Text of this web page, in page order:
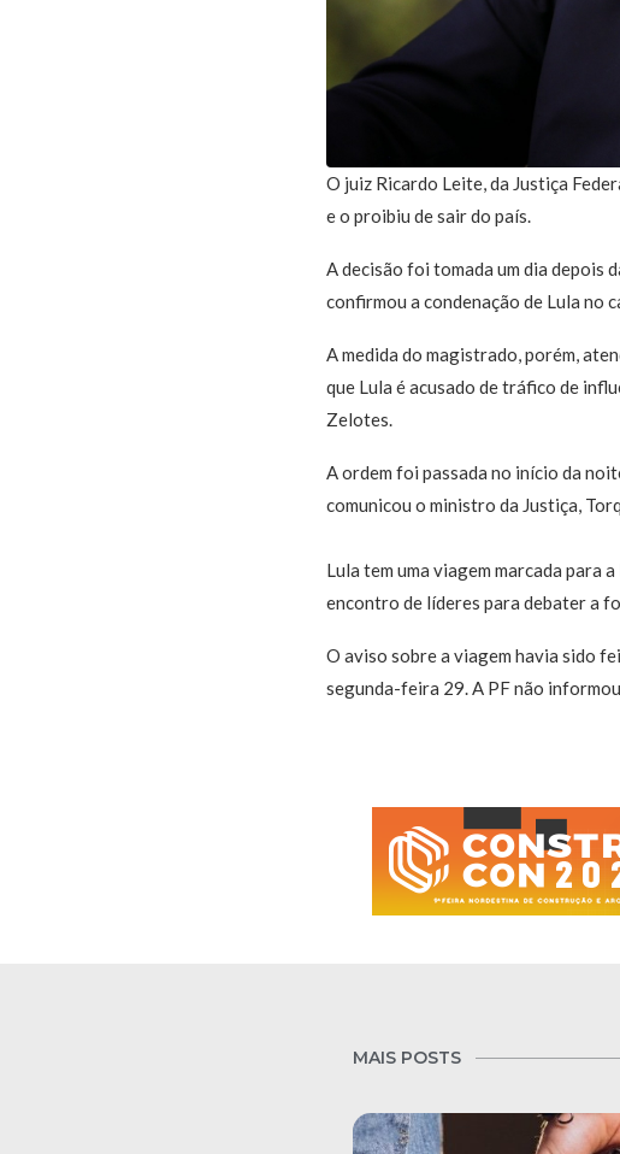
O juiz Ricardo Leite, da Justiça
e o proibiu de sair do país.
A decisão foi tomada um dia depois
confirmou a condenação de Lula no
A medida do magistrado, porém,
que Lula é acusado de tráfico de
Zelotes.
A ordem foi passada no início da
comunicou o ministro da Justiça,
Lula tem uma viagem marcada para
encontro de líderes para debater a
O aviso sobre a viagem havia sido
segunda-feira 29. A PF não
MAIS POSTS